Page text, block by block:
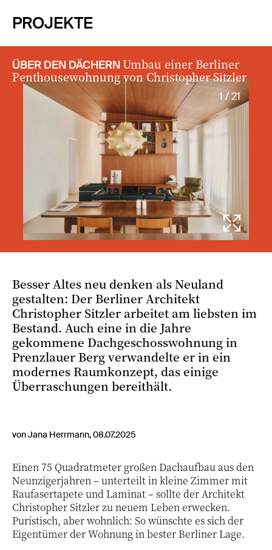
PROJEKTE
ÜBER DEN DÄCHERN Umbau einer Berliner
Penthousewohnung von Christopher Sitzler
1 / 21
Besser Altes neu denken als Neuland
gestalten: Der Berliner Architekt
Christopher Sitzler arbeitet am liebsten im
Bestand. Auch eine in die Jahre
gekommene Dachgeschosswohnung in
Prenzlauer Berg verwandelte er in ein
modernes Raumkonzept, das einige
Überraschungen bereithält.
von Jana Herrmann, 08.07.2025
Einen 75 Quadratmeter großen Dachaufbau aus den
Neunzigerjahren – unterteilt in kleine Zimmer mit
Raufasertapete und Laminat – sollte der Architekt
Christopher Sitzler zu neuem Leben erwecken.
Puristisch, aber wohnlich: So wünschte es sich der
Eigentümer der Wohnung in bester Berliner Lage.